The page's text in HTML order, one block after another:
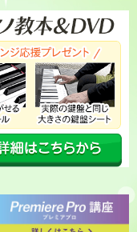
ア
ー
カ
イ
ブ